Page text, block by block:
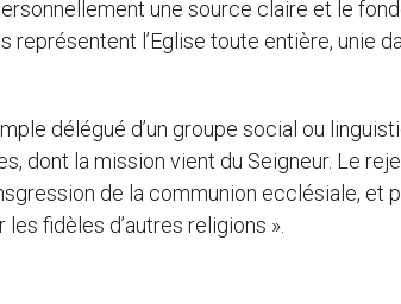
une source claire et le
l’Eglise toute entière, unie
délégué d’un groupe social ou
dont la mission vient du Seigneur. Le
de la communion ecclésiale, et
fidèles d’autres religions ».